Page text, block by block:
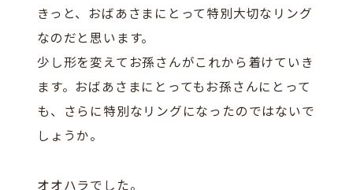
きっと、おばあさまにとって特別大切なリング
なのだと思います。
少し形を変えてお孫さんがこれから着けていき
ます。おばあさまにとってもお孫さんにとって
も、さらに特別なリングになったのではないで
しょうか。
オオハラでした。